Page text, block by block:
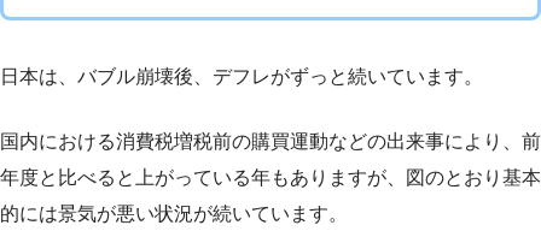
日本は、バブル崩壊後、デフレがずっと続いています。
国内における消費税増税前の購買運動などの出来事により、前
年度と比べると上がっている年もありますが、図のとおり基本
的には景気が悪い状況が続いています。